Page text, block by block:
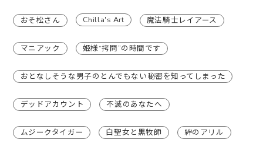
おそ松さん Chilla's Art 魔法騎士レイアース
マニアック 姫様“拷問”の時間です
おとなしそうな男子のとんでもない秘密を知ってしまった
デッドアカウント 不滅のあなたへ
ムジークタイガー 白聖女と黒牧師 絆のアリル